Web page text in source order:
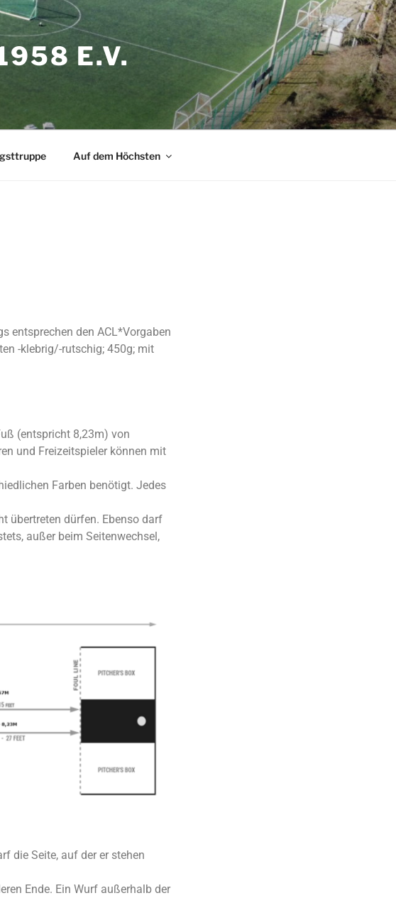
E.V.
Auf dem Höchsten
entsprechen den ACL*Vorgaben
-klebrig/-rutschig; 450g; mit
(entspricht 8,23m) von
und Freizeitspieler können mit
Farben benötigt. Jedes
übertreten dürfen. Ebenso darf
außer beim Seitenwechsel,
die Seite, auf der er stehen
Ende. Ein Wurf außerhalb der